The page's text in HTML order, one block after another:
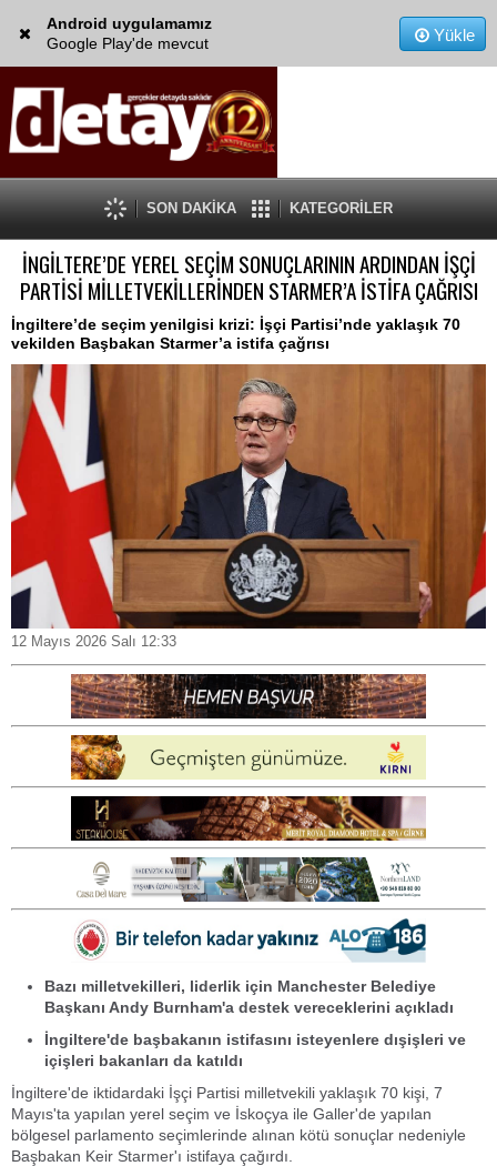
Android uygulamamız
Google Play'de mevcut
Yükle
SON DAKİKA KATEGORİLER
İNGİLTERE’DE YEREL SEÇİM SONUÇLARININ ARDINDAN İŞÇİ
PARTİSİ MİLLETVEKİLLERİNDEN STARMER’A İSTİFA ÇAĞRISI
İngiltere’de seçim yenilgisi krizi: İşçi Partisi’nde yaklaşık 70
vekilden Başbakan Starmer’a istifa çağrısı
12 Mayıs 2026 Salı 12:33
Bazı milletvekilleri, liderlik için Manchester Belediye
Başkanı Andy Burnham'a destek vereceklerini açıkladı
İngiltere'de başbakanın istifasını isteyenlere dışişleri ve
içişleri bakanları da katıldı
İngiltere'de iktidardaki İşçi Partisi milletvekili yaklaşık 70 kişi, 7
Mayıs'ta yapılan yerel seçim ve İskoçya ile Galler'de yapılan
bölgesel parlamento seçimlerinde alınan kötü sonuçlar nedeniyle
Başbakan Keir Starmer'ı istifaya çağırdı.